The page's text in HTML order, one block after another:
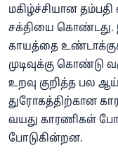
மகிழ்ச்சியான
சக்தியை கொண்டது.
காயத்தை
முடிவுக்கு கொண்டு
உறவு குறித்த பல
துரோகத்திற்கான
வயது காரணிகள்
போடுகின்றன.